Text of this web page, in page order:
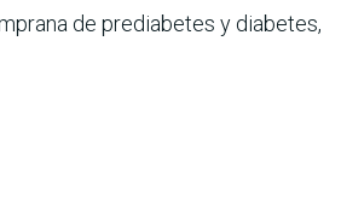
de pre­diabetes y diabetes,